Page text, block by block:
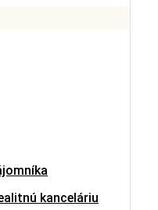
kanceláriu